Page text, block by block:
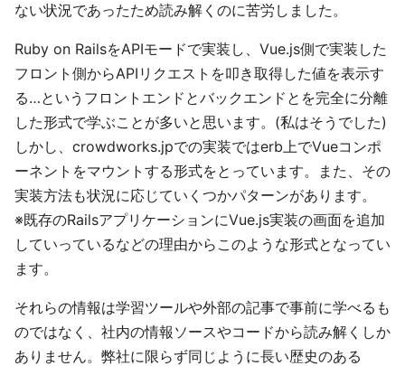
ない状況であったため読み解くのに苦労しました。
Ruby on RailsをAPIモードで実装し、Vue.js側で実装した
フロント側からAPIリクエストを叩き取得した値を表示す
る…というフロントエンドとバックエンドとを完全に分離
した形式で学ぶことが多いと思います。(私はそうでした)
しかし、crowdworks.jpでの実装ではerb上でVueコンポ
ーネントをマウントする形式をとっています。また、その
実装方法も状況に応じていくつかパターンがあります。
※既存のRailsアプリケーションにVue.js実装の画面を追加
していっているなどの理由からこのような形式となってい
ます。
それらの情報は学習ツールや外部の記事で事前に学べるも
のではなく、社内の情報ソースやコードから読み解くしか
ありません。弊社に限らず同じように長い歴史のある